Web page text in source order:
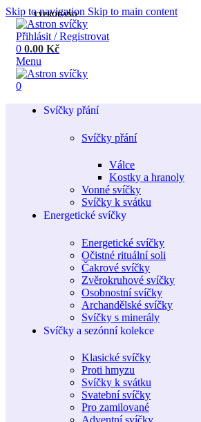
Skip to navigation Skip to main content
Přihlásit / Registrovat
0 0.00 Kč
Menu
0
Svíčky přání
Svíčky přání
Válce
Kostky a hranoly
Vonné svíčky
Svíčky k svátku
Energetické svíčky
Energetické svíčky
Očistné rituální soli
Čakrové svíčky
Zvěrokruhové svíčky
Osobnostní svíčky
Archandělské svíčky
Svíčky s minerály
Svíčky a sezónní kolekce
Klasické svíčky
Proti hmyzu
Svíčky k svátku
Svatební svíčky
Pro zamilované
Adventní svíčky
VYPRODÁNO